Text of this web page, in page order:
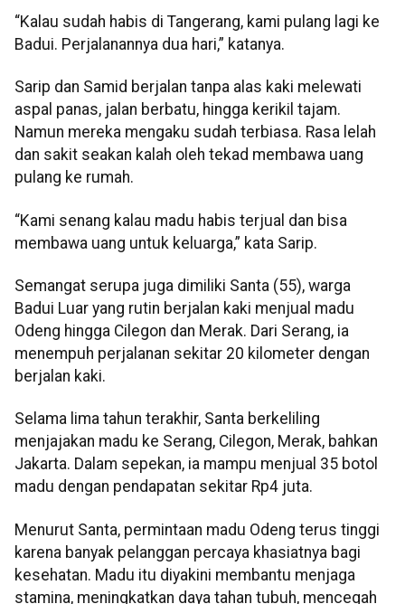
“Kalau sudah habis di Tangerang, kami pulang lagi ke
Badui. Perjalanannya dua hari,” katanya.
Sarip dan Samid berjalan tanpa alas kaki melewati
aspal panas, jalan berbatu, hingga kerikil tajam.
Namun mereka mengaku sudah terbiasa. Rasa lelah
dan sakit seakan kalah oleh tekad membawa uang
pulang ke rumah.
“Kami senang kalau madu habis terjual dan bisa
membawa uang untuk keluarga,” kata Sarip.
Semangat serupa juga dimiliki Santa (55), warga
Badui Luar yang rutin berjalan kaki menjual madu
Odeng hingga Cilegon dan Merak. Dari Serang, ia
menempuh perjalanan sekitar 20 kilometer dengan
berjalan kaki.
Selama lima tahun terakhir, Santa berkeliling
menjajakan madu ke Serang, Cilegon, Merak, bahkan
Jakarta. Dalam sepekan, ia mampu menjual 35 botol
madu dengan pendapatan sekitar Rp4 juta.
Menurut Santa, permintaan madu Odeng terus tinggi
karena banyak pelanggan percaya khasiatnya bagi
kesehatan. Madu itu diyakini membantu menjaga
stamina, meningkatkan daya tahan tubuh, mencegah